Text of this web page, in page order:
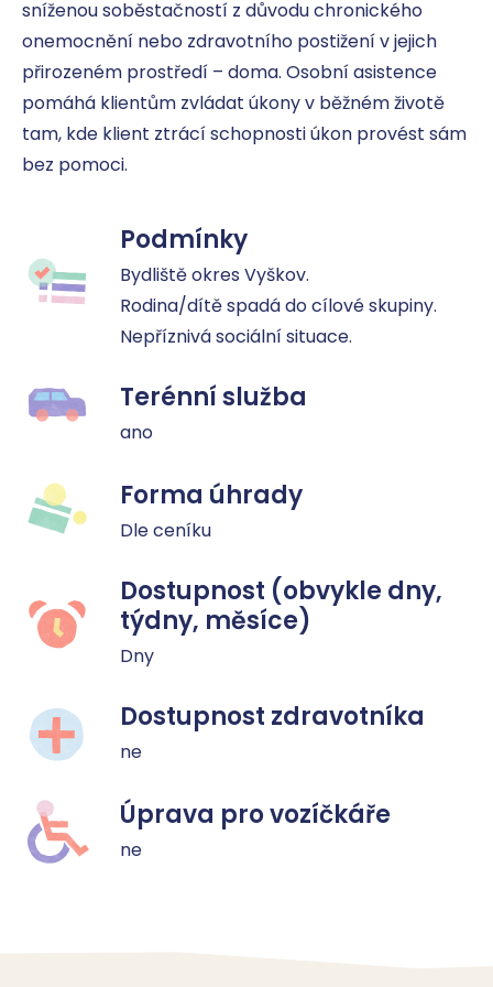
sníženou soběstačností z důvodu chronického
onemocnění nebo zdravotního postižení v jejich
přirozeném prostředí – doma. Osobní asistence
pomáhá klientům zvládat úkony v běžném životě
tam, kde klient ztrácí schopnosti úkon provést sám
bez pomoci.
Podmínky
Bydliště okres Vyškov.
Rodina/dítě spadá do cílové skupiny.
Nepříznivá sociální situace.
Terénní služba
ano
Forma úhrady
Dle ceníku
Dostupnost (obvykle dny,
týdny, měsíce)
Dny
Dostupnost zdravotníka
ne
Úprava pro vozíčkáře
ne